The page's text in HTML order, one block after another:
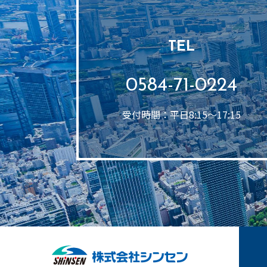
TEL
0584-71-0224
受付時間：平日8:15～17:15